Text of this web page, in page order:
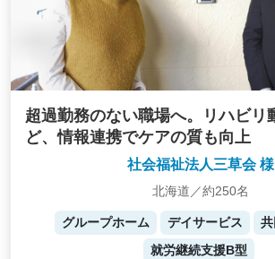
超過勤務のない職場へ。リハビリ
ど、情報連携でケアの質も向上
社会福祉法人三草会 様
北海道／約250名
グループホーム デイサービス
就労継続支援B型